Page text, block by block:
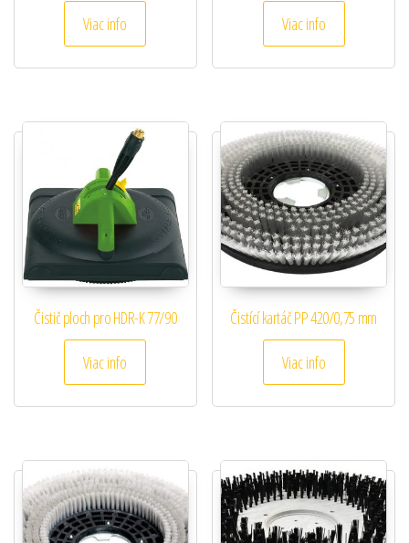
Viac info Viac info
Čistič ploch pro HDR-K 77/90
Viac info
Čistící kartáč PP 420/0,75 mm
Viac info